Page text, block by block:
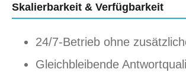
Skalierbarkeit & Verfügbarkeit
24/7-Betrieb ohne
Gleichbleibende